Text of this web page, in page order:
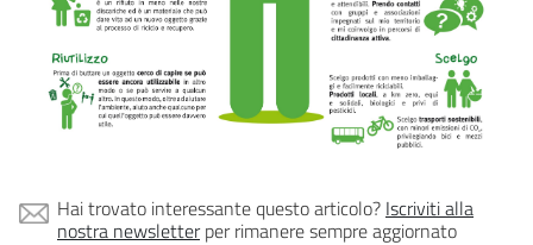
Hai trovato interessante questo articolo? Iscriviti alla
nostra newsletterper rimanere sempre aggiornato